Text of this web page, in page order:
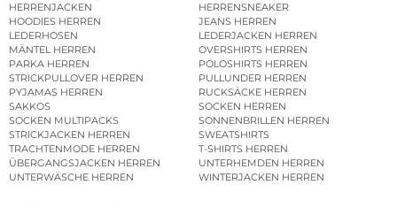
HERRENJACKEN
HERRENSNEAKER
HOODIES HERREN
JEANS HERREN
LEDERHOSEN
LEDERJACKEN HERREN
MÄNTEL HERREN
OVERSHIRTS HERREN
PARKA HERREN
POLOSHIRTS HERREN
STRICKPULLOVER HERREN
PULLUNDER HERREN
PYJAMAS HERREN
RUCKSÄCKE HERREN
SAKKOS
SOCKEN HERREN
SOCKEN MULTIPACKS
SONNENBRILLEN HERREN
STRICKJACKEN HERREN
SWEATSHIRTS
TRACHTENMODE HERREN
T-SHIRTS HERREN
ÜBERGANGSJACKEN HERREN
UNTERHEMDEN HERREN
UNTERWÄSCHE HERREN
WINTERJACKEN HERREN